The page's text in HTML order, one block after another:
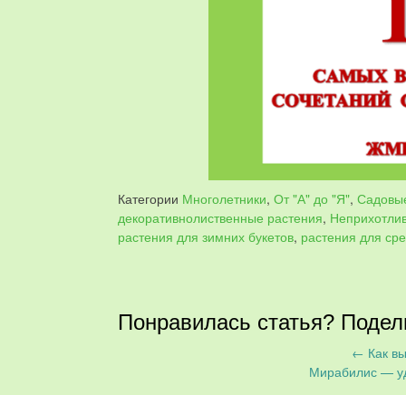
Категории Многолетники, От "А" до "Я",
декоративнолиственные растения,
растения для зимних букетов, растения для
Понравилась статья?
← Как
Мирабилис —